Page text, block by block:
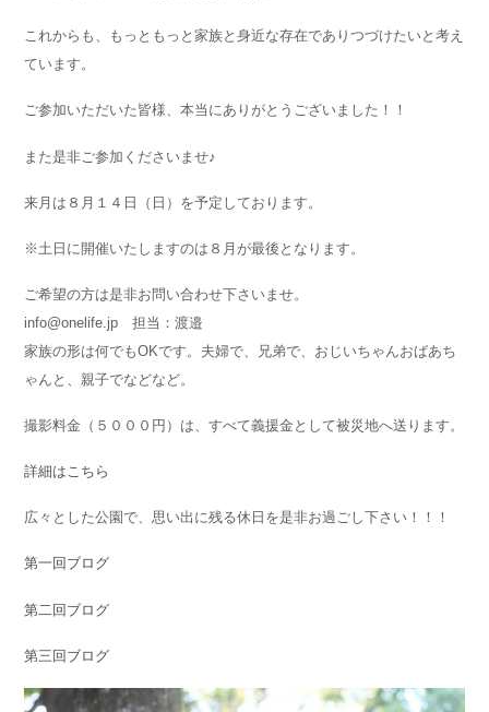
これからも、もっともっと家族と身近な存在でありつづけたいと考え
ています。
ご参加いただいた皆様、本当にありがとうございました！！
また是非ご参加くださいませ♪
来月は８月１４日（日）を予定しております。
※土日に開催いたしますのは８月が最後となります。
ご希望の方は是非お問い合わせ下さいませ。
info@onelife.jp 担当：渡邉
家族の形は何でもOKです。夫婦で、兄弟で、おじいちゃんおばあち
ゃんと、親子でなどなど。
撮影料金（５０００円）は、すべて義援金として被災地へ送ります。
詳細はこちら
広々とした公園で、思い出に残る休日を是非お過ごし下さい！！！
第一回ブログ
第二回ブログ
第三回ブログ